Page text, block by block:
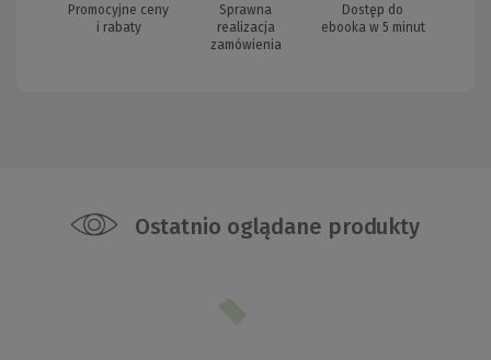
Promocyjne ceny
i rabaty
Sprawna
realizacja
zamówienia
Dostęp do
ebooka w 5 minut
Ostatnio oglądane produkty